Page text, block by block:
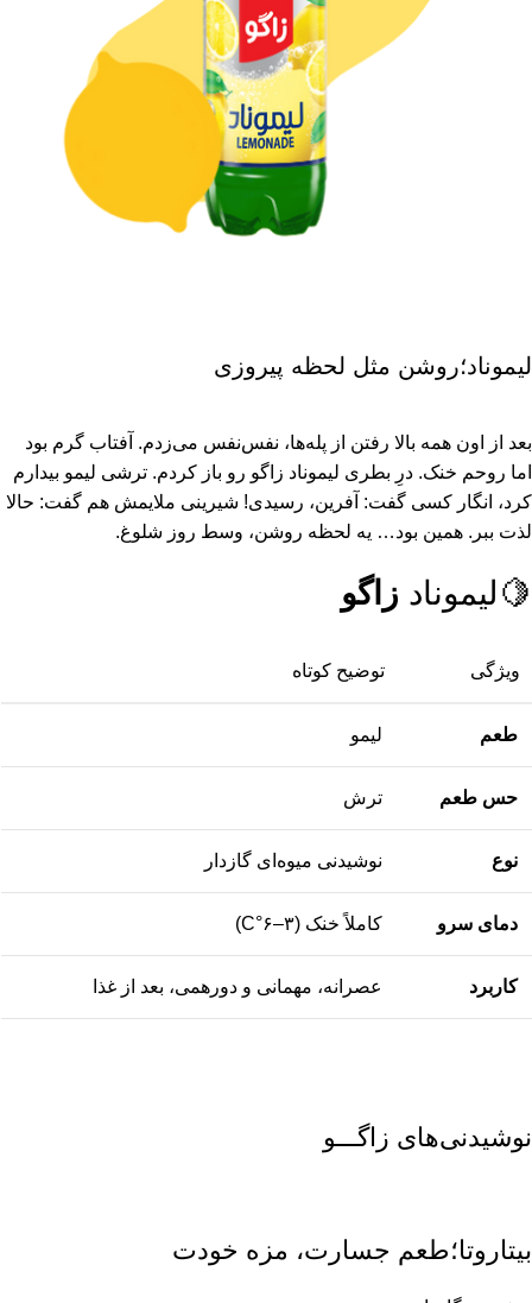
لیموناد؛روشن مثل لحظه پیروزی
بعد از اون همه بالا رفتن از پله‌ها، نفس‌نفس می‌زدم. آفتاب گرم بود
اما روحم خنک. درِ بطری لیموناد زاگو رو باز کردم. ترشی لیمو بیدارم
کرد، انگار کسی گفت: آفرین، رسیدی! شیرینی ملایمش هم گفت: حالا
لذت ببر. همین بود… یه لحظه روشن، وسط روز شلوغ.
🍋لیموناد زاگو
ویژگی توضیح کوتاه
طعم لیمو
حس طعم ترش
نوع نوشیدنی میوه‌ای گازدار
دمای سرو کاملاً خنک (۳–۶°C)
کاربرد عصرانه، مهمانی و دورهمی، بعد از غذا
نوشیدنی‌های زاگـــو
بیتاروتا؛طعم جسارت، مزه خودت